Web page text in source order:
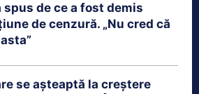
spus de ce a fost demis
de cenzură. „Nu cred că
se așteaptă la creștere